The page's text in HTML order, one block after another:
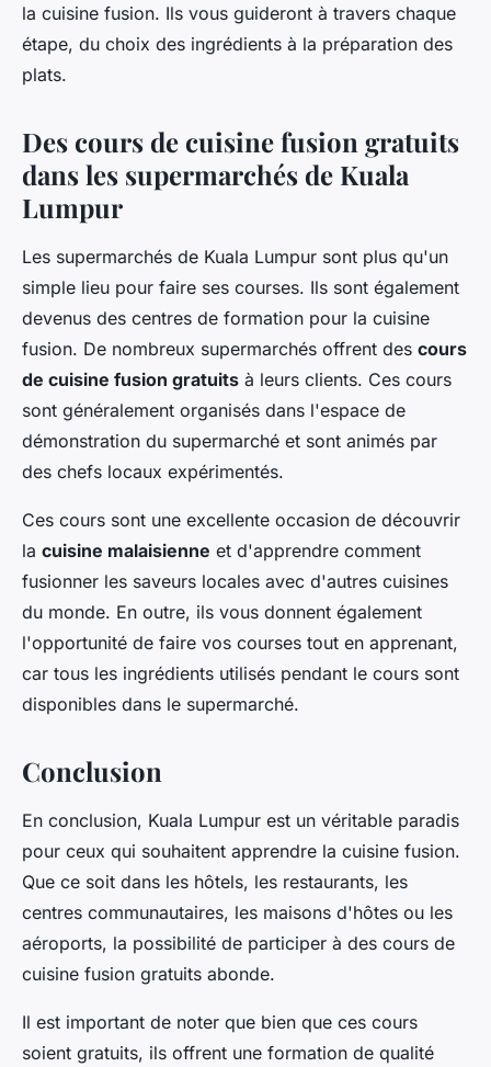
la cuisine fusion. Ils vous guideront à travers chaque
étape, du choix des ingrédients à la préparation des
plats.
Des cours de cuisine fusion gratuits
dans les supermarchés de Kuala
Lumpur
Les supermarchés de Kuala Lumpur sont plus qu'un
simple lieu pour faire ses courses. Ils sont également
devenus des centres de formation pour la cuisine
fusion. De nombreux supermarchés offrent des cours
de cuisine fusion gratuits à leurs clients. Ces cours
sont généralement organisés dans l'espace de
démonstration du supermarché et sont animés par
des chefs locaux expérimentés.
Ces cours sont une excellente occasion de découvrir
la cuisine malaisienne et d'apprendre comment
fusionner les saveurs locales avec d'autres cuisines
du monde. En outre, ils vous donnent également
l'opportunité de faire vos courses tout en apprenant,
car tous les ingrédients utilisés pendant le cours sont
disponibles dans le supermarché.
Conclusion
En conclusion, Kuala Lumpur est un véritable paradis
pour ceux qui souhaitent apprendre la cuisine fusion.
Que ce soit dans les hôtels, les restaurants, les
centres communautaires, les maisons d'hôtes ou les
aéroports, la possibilité de participer à des cours de
cuisine fusion gratuits abonde.
Il est important de noter que bien que ces cours
soient gratuits, ils offrent une formation de qualité